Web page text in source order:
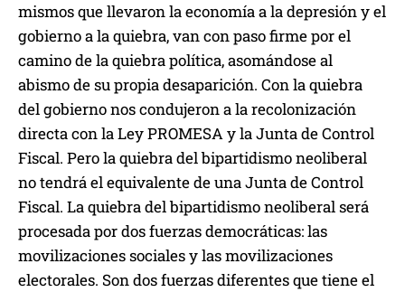
mismos que llevaron la economía a la depresión y el
gobierno a la quiebra, van con paso firme por el
camino de la quiebra política, asomándose al
abismo de su propia desaparición. Con la quiebra
del gobierno nos condujeron a la recolonización
directa con la Ley PROMESA y la Junta de Control
Fiscal. Pero la quiebra del bipartidismo neoliberal
no tendrá el equivalente de una Junta de Control
Fiscal. La quiebra del bipartidismo neoliberal será
procesada por dos fuerzas democráticas: las
movilizaciones sociales y las movilizaciones
electorales. Son dos fuerzas diferentes que tiene el